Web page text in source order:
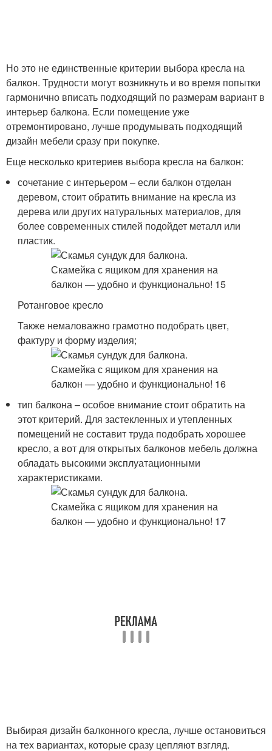
Но это не единственные критерии выбора кресла на
балкон. Трудности могут возникнуть и во время попытки
гармонично вписать подходящий по размерам вариант в
интерьер балкона. Если помещение уже
отремонтировано, лучше продумывать подходящий
дизайн мебели сразу при покупке.
Еще несколько критериев выбора кресла на балкон:
сочетание с интерьером – если балкон отделан
деревом, стоит обратить внимание на кресла из
дерева или других натуральных материалов, для
более современных стилей подойдет металл или
пластик.
Ротанговое кресло
Также немаловажно грамотно подобрать цвет,
фактуру и форму изделия;
тип балкона – особое внимание стоит обратить на
этот критерий. Для застекленных и утепленных
помещений не составит труда подобрать хорошее
кресло, а вот для открытых балконов мебель должна
обладать высокими эксплуатационными
характеристиками.
Выбирая дизайн балконного кресла, лучше остановиться
на тех вариантах, которые сразу цепляют взгляд.